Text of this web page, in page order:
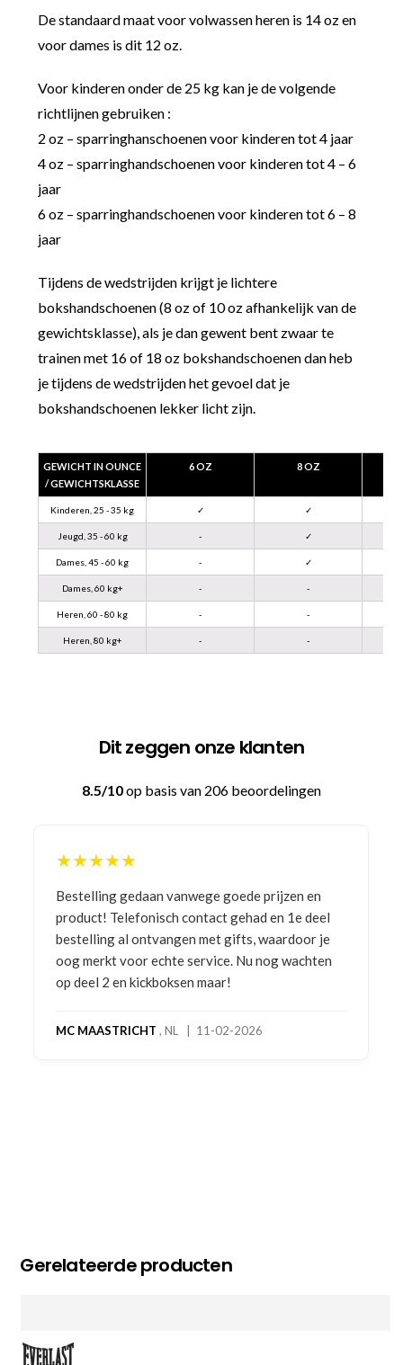
De standaard maat voor volwassen heren is 14 oz en
voor dames is dit 12 oz.
Voor kinderen onder de 25 kg kan je de volgende
richtlijnen gebruiken :
2 oz – sparringhanschoenen voor kinderen tot 4 jaar
4 oz – sparringhandschoenen voor kinderen tot 4 – 6
jaar
6 oz – sparringhandschoenen voor kinderen tot 6 – 8
jaar
Tijdens de wedstrijden krijgt je lichtere
bokshandschoenen (8 oz of 10 oz afhankelijk van de
gewichtsklasse), als je dan gewent bent zwaar te
trainen met 16 of 18 oz bokshandschoenen dan heb
je tijdens de wedstrijden het gevoel dat je
bokshandschoenen lekker licht zijn.
GEWICHT IN OUNCE
/ GEWICHTSKLASSE
6 OZ 8 OZ
Kinderen, 25 - 35 kg ✓ ✓
Jeugd, 35 - 60 kg - ✓
Dames, 45 - 60 kg - ✓
Dames, 60 kg+ - -
Heren, 60 - 80 kg - -
Heren, 80 kg+ - -
Dit zeggen onze klanten
8.5/10op basis van 206 beoordelingen
★★★★★
Bestelling gedaan vanwege goede prijzen en
product! Telefonisch contact gehad en 1e deel
bestelling al ontvangen met gifts, waardoor je
oog merkt voor echte service. Nu nog wachten
op deel 2 en kickboksen maar!
MC MAASTRICHT , NL | 11-02-2026
Gerelateerde producten